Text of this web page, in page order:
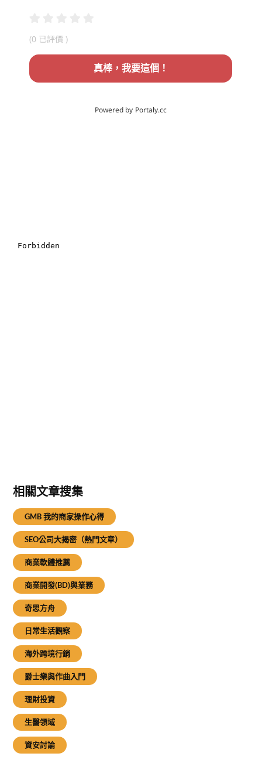
相關文章搜集
GMB 我的商家操作心得
SEO公司大揭密（熱門文章）
商業軟體推薦
商業開發(BD)與業務
奇思方舟
日常生活觀察
海外跨境行銷
爵士樂與作曲入門
理財投資
生醫領域
資安討論